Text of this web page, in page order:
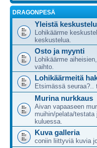
DRAGONPESÄ
Yleistä
Lohikäärme
keskustelua.
Osto ja myynti
Lohikäärme
vaihto.
Lohikäärmeitä
Etsimässä seuraa?..
Murina nurkkaus
Aivan vapaaseen
muihin/pelata/
kuluessa.
Kuva galleria
coniin liittyviä kuvia